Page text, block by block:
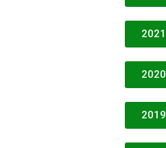
2021
2020
2019